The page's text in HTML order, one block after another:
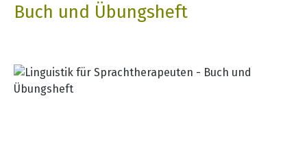
Buch und Übungsheft
Bildergalerie überspringen